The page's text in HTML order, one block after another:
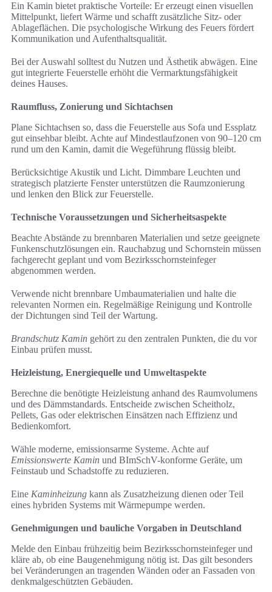
Ein Kamin bietet praktische Vorteile: Er erzeugt einen visuellen
Mittelpunkt, liefert Wärme und schafft zusätzliche Sitz- oder
Ablageflächen. Die psychologische Wirkung des Feuers fördert
Kommunikation und Aufenthaltsqualität.
Bei der Auswahl solltest du Nutzen und Ästhetik abwägen. Eine
gut integrierte Feuerstelle erhöht die Vermarktungsfähigkeit
deines Hauses.
Raumfluss, Zonierung und Sichtachsen
Plane Sichtachsen so, dass die Feuerstelle aus Sofa und Essplatz
gut einsehbar bleibt. Achte auf Mindestlaufzonen von 90–120 cm
rund um den Kamin, damit die Wegeführung flüssig bleibt.
Berücksichtige Akustik und Licht. Dimmbare Leuchten und
strategisch platzierte Fenster unterstützen die Raumzonierung
und lenken den Blick zur Feuerstelle.
Technische Voraussetzungen und Sicherheitsaspekte
Beachte Abstände zu brennbaren Materialien und setze geeignete
Funkenschutzlösungen ein. Rauchabzug und Schornstein müssen
fachgerecht geplant und vom Bezirksschornsteinfeger
abgenommen werden.
Verwende nicht brennbare Umbaumaterialien und halte die
relevanten Normen ein. Regelmäßige Reinigung und Kontrolle
der Dichtungen sind Teil der Wartung.
Brandschutz Kamin gehört zu den zentralen Punkten, die du vor
Einbau prüfen musst.
Heizleistung, Energiequelle und Umweltaspekte
Berechne die benötigte Heizleistung anhand des Raumvolumens
und des Dämmstandards. Entscheide zwischen Scheitholz,
Pellets, Gas oder elektrischen Einsätzen nach Effizienz und
Bedienkomfort.
Wähle moderne, emissionsarme Systeme. Achte auf
Emissionswerte Kamin und BImSchV-konforme Geräte, um
Feinstaub und Schadstoffe zu reduzieren.
Eine Kaminheizung kann als Zusatzheizung dienen oder Teil
eines hybriden Systems mit Wärmepumpe werden.
Genehmigungen und bauliche Vorgaben in Deutschland
Melde den Einbau frühzeitig beim Bezirksschornsteinfeger und
kläre ab, ob eine Baugenehmigung nötig ist. Das gilt besonders
bei Veränderungen an tragenden Wänden oder an Fassaden von
denkmalgeschützten Gebäuden.